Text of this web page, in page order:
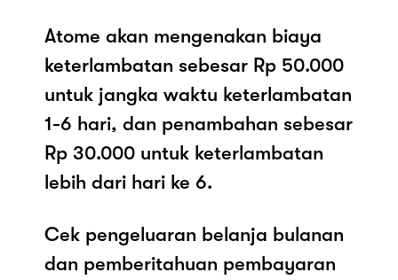
Atome akan mengenakan biaya
keterlambatan sebesar Rp 50.000
untuk jangka waktu keterlambatan
1-6 hari, dan penambahan sebesar
Rp 30.000 untuk keterlambatan
lebih dari hari ke 6.
Cek pengeluaran belanja bulanan
dan pemberitahuan pembayaran